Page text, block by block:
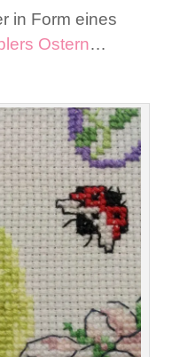
in Form eines
Ostern…